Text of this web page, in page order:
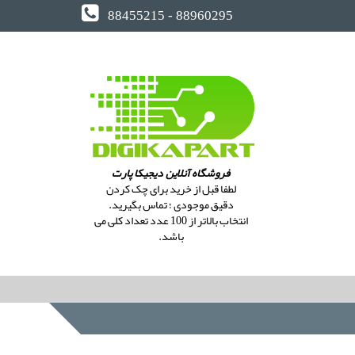
88455215 - 88960295
فروشگاه آنلاین دیجیکا پارت
لطفا قبل از خرید برای چک کردن
دقیق موجودی ؛ تماس بگیرید.
انتخاب بالاتر از 100 عدد تعداد کلی می
باشد.